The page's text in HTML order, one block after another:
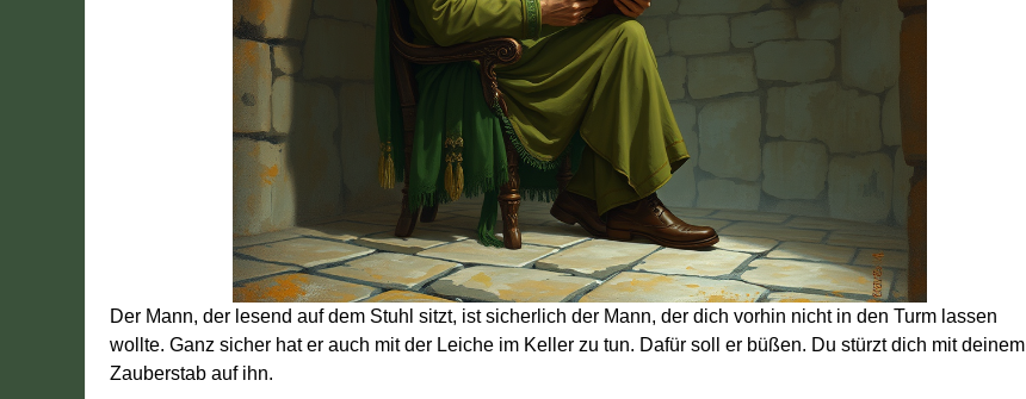
Der Mann, der lesend auf dem Stuhl sitzt, ist sicherlich der Mann, der dich vorhin nicht in den Turm lassen
wollte. Ganz sicher hat er auch mit der Leiche im Keller zu tun. Dafür soll er büßen. Du stürzt dich mit deinem
Zauberstab auf ihn.